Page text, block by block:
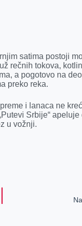
satima postoji
rečnih tokova,
a pogotovo na
preko reka.
i lanaca ne
Srbije“
u vožnji.